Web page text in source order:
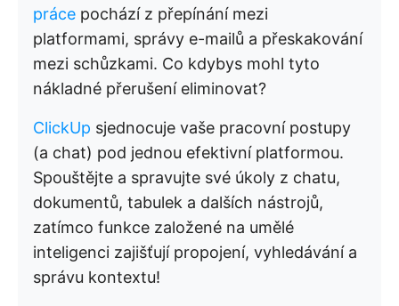
práce pochází z přepínání mezi
platformami, správy e-mailů a přeskakování
mezi schůzkami. Co kdybys mohl tyto
nákladné přerušení eliminovat?
ClickUp sjednocuje vaše pracovní postupy
(a chat) pod jednou efektivní platformou.
Spouštějte a spravujte své úkoly z chatu,
dokumentů, tabulek a dalších nástrojů,
zatímco funkce založené na umělé
inteligenci zajišťují propojení, vyhledávání a
správu kontextu!